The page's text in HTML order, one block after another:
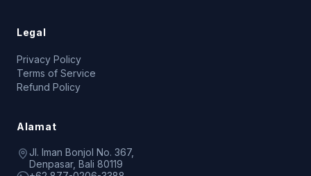
Legal
Privacy Policy
Terms of Service
Refund Policy
Alamat
Jl. Iman Bonjol No. 367,
Denpasar, Bali 80119